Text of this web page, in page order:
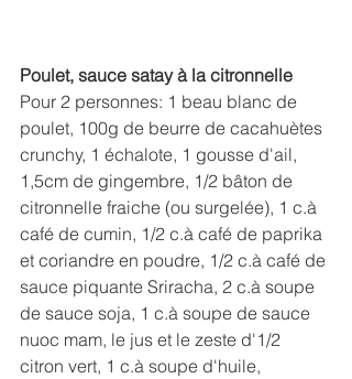
Poulet, sauce satay à la citronnelle
Pour 2 personnes: 1 beau blanc de
poulet, 100g de beurre de cacahuètes
crunchy, 1 échalote, 1 gousse d'ail,
1,5cm de gingembre, 1/2 bâton de
citronnelle fraiche (ou surgelée), 1 c.à
café de cumin, 1/2 c.à café de paprika
et coriandre en poudre, 1/2 c.à café de
sauce piquante Sriracha, 2 c.à soupe
de sauce soja, 1 c.à soupe de sauce
nuoc mam, le jus et le zeste d'1/2
citron vert, 1 c.à soupe d'huile,